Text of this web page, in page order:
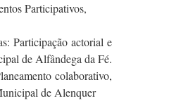
Participativos,
Participação actorial e
de Alfândega da Fé.
colaborativo,
de Alenquer